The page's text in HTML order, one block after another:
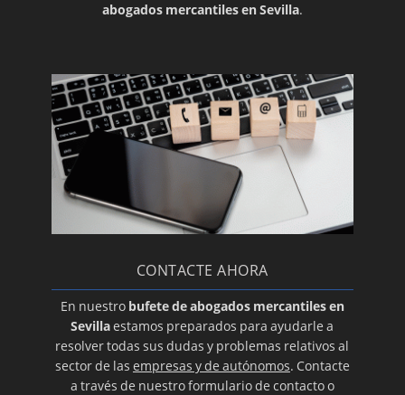
abogados mercantiles en Sevilla.
CONTACTE AHORA
En nuestro bufete de abogados mercantiles en
Sevillaestamos preparados para ayudarle a
resolver todas sus dudas y problemas relativos al
sector de las empresas y de autónomos. Contacte
a través de nuestro formulario de contacto o